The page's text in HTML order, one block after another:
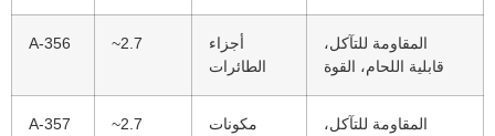
A-356 ~2.7
أجزاء
الطائرات
المقاومة للتآكل،
قابلية اللحام، القوة
A-357 ~2.7
مكونات
المقاومة للتآكل،